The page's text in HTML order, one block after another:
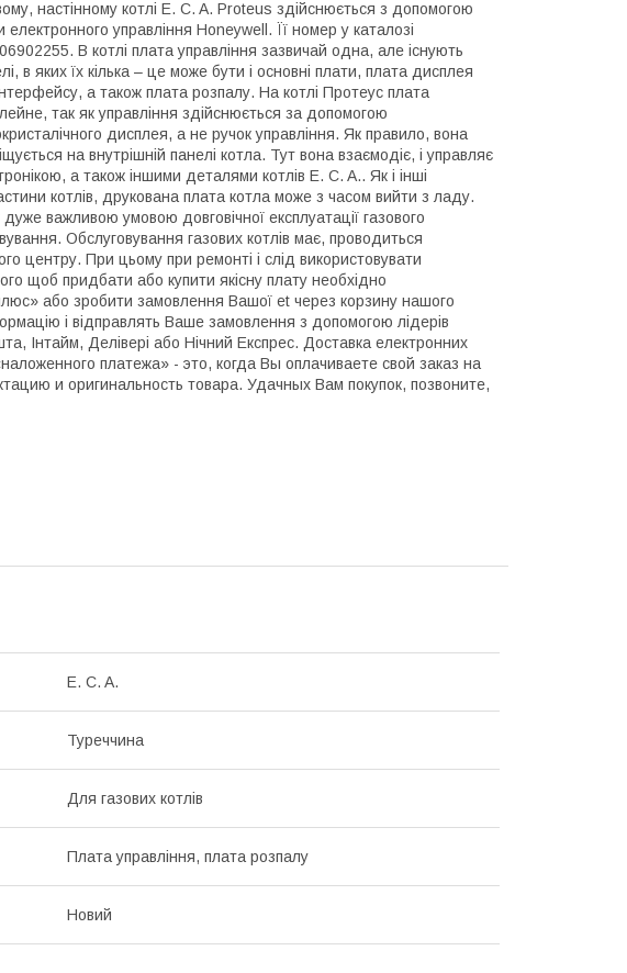
настінному котлі E. C. A. Proteus здійснюється з допомогою
електронного управління Honeywell. Її номер у каталозі
В котлі плата управління зазвичай одна, але існують
в яких їх кілька – це може бути і основні плати, плата дисплея
а також плата розпалу. На котлі Протеус плата
так як управління здійснюється за допомогою
дисплея, а не ручок управління. Як правило, вона
на внутрішній панелі котла. Тут вона взаємодіє, і управляє
а також іншими деталями котлів E. C. A.. Як і інші
котлів, друкована плата котла може з часом вийти з ладу.
важливою умовою довговічної експлуатації газового
Обслуговування газових котлів має, проводиться
центру. При цьому при ремонті і слід використовувати
щоб придбати або купити якісну плату необхідно
або зробити замовлення Вашої et через корзину нашого
і відправлять Ваше замовлення з допомогою лідерів
Інтайм, Делівері або Нічний Експрес. Доставка електронних
платежа» - это, когда Вы оплачиваете свой заказ на
и оригинальность товара. Удачных Вам покупок, позвоните,
E. C. A.
Туреччина
Для газових котлів
Плата управління, плата розпалу
Новий